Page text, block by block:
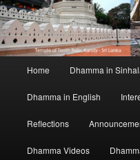
Home Dhamma in
Dhamma in English
Reflections
Dhamma Videos